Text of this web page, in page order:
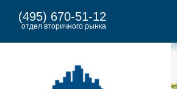
(495) 670-51-12
отдел вторичного рынка